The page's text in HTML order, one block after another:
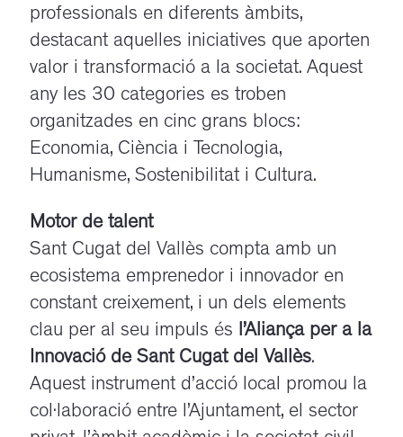
professionals en diferents àmbits,
destacant aquelles iniciatives que aporten
valor i transformació a la societat. Aquest
any les 30 categories es troben
organitzades en cinc grans blocs:
Economia, Ciència i Tecnologia,
Humanisme, Sostenibilitat i Cultura.
Motor de talent
Sant Cugat del Vallès compta amb un
ecosistema emprenedor i innovador en
constant creixement, i un dels elements
clau per al seu impuls és l’Aliança per a la
Innovació de Sant Cugat del Vallès.
Aquest instrument d’acció local promou la
col·laboració entre l’Ajuntament, el sector